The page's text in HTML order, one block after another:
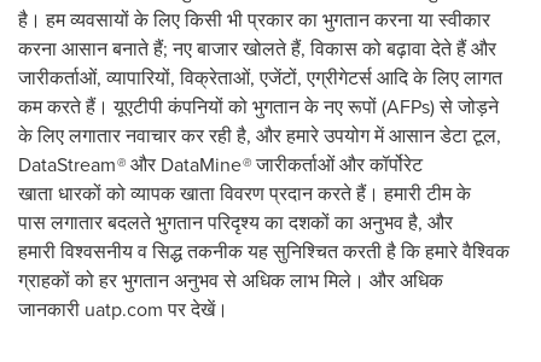
है। हम व्यवसायों के लिए किसी भी प्रकार का भुगतान करना या स्वीकार
करना आसान बनाते हैं; नए बाजार खोलते हैं, विकास को बढ़ावा देते हैं और
जारीकर्ताओं, व्यापारियों, विक्रेताओं, एजेंटों, एग्रीगेटर्स आदि के लिए लागत
कम करते हैं। यूएटीपी कंपनियों को भुगतान के नए रूपों (AFPs) से जोड़ने
के लिए लगातार नवाचार कर रही है, और हमारे उपयोग में आसान डेटा टूल,
DataStream®और DataMine®जारीकर्ताओं और कॉर्पोरेट
खाता धारकों को व्यापक खाता विवरण प्रदान करते हैं। हमारी टीम के
पास लगातार बदलते भुगतान परिदृश्य का दशकों का अनुभव है, और
हमारी विश्वसनीय व सिद्ध तकनीक यह सुनिश्चित करती है कि हमारे वैश्विक
ग्राहकों को हर भुगतान अनुभव से अधिक लाभ मिले। और अधिक
जानकारी uatp.com पर देखें।